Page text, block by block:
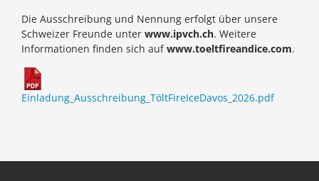
Die Ausschreibung und Nennung erfolgt über unsere
Schweizer Freunde unter www.ipvch.ch. Weitere
Informationen finden sich aufwww.toeltfireandice.com.
Einladung_Ausschreibung_TöltFireIceDavos_2026.pdf